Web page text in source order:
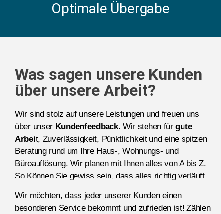
Optimale Übergabe
Was sagen unsere Kunden
über unsere Arbeit?
Wir sind stolz auf unsere Leistungen und freuen uns
über unser Kundenfeedback. Wir stehen fürgute
Arbeit, Zuverlässigkeit, Pünktlichkeit und eine spitzen
Beratung rund um Ihre Haus-, Wohnungs- und
Büroauflösung. Wir planen mit Ihnen alles von A bis Z.
So Können Sie gewiss sein, dass alles richtig verläuft.
Wir möchten, dass jeder unserer Kunden einen
besonderen Service bekommt und zufrieden ist! Zählen